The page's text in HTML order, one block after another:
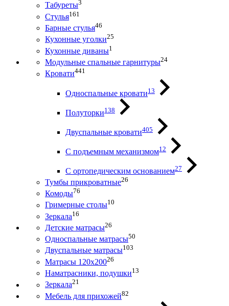
Табуреты3
Стулья161
Барные стулья46
Кухонные уголки25
Кухонные диваны1
Модульные спальные гарнитуры24
Кровати441
Односпальные кровати13
Полуторки138
Двуспальные кровати405
С подъемным механизмом12
С ортопедическим основанием27
Тумбы прикроватные26
Комоды76
Гримерные столы10
Зеркала16
Детские матрасы26
Односпальные матрасы50
Двуспальные матрасы103
Матрасы 120х20026
Наматрасники, подушки13
Зеркала21
Мебель для прихожей82